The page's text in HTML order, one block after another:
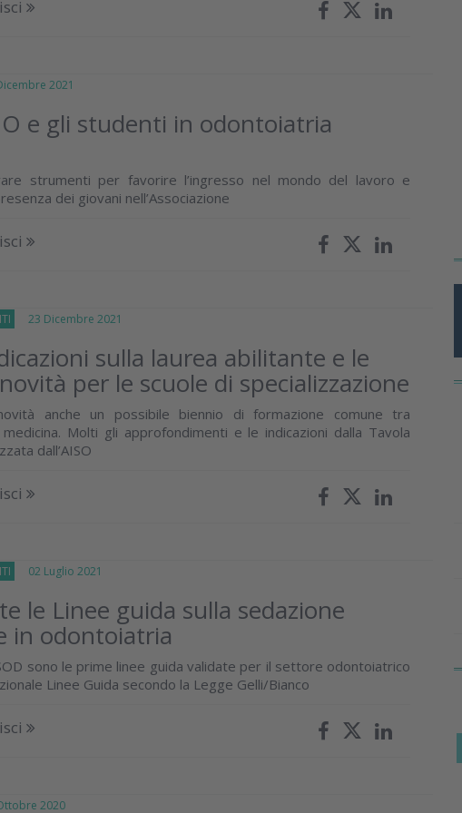
2021
e gli studenti in odontoiatria
strumenti per favorire l’ingresso nel mondo del lavoro e
dei giovani nell’Associazione
23 Dicembre 2021
sulla laurea abilitante e le
per le scuole di specializzazione
anche un possibile biennio di formazione comune tra
Molti gli approfondimenti e le indicazioni dalla Tavola
dall’AISO
02 Luglio 2021
le Linee guida sulla sedazione
in odontoiatria
sono le prime linee guida validate per il settore odontoiatrico
Linee Guida secondo la Legge Gelli/Bianco
2020